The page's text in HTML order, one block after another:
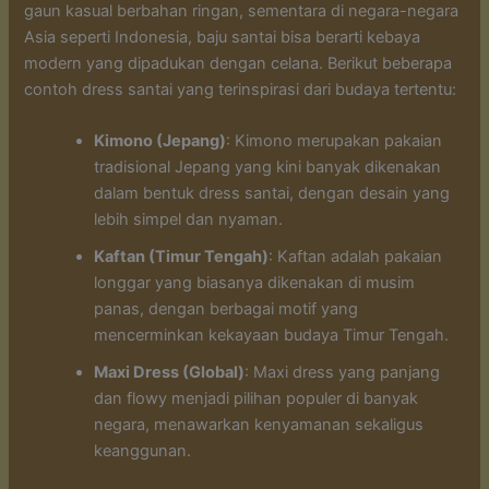
gaun kasual berbahan ringan, sementara di negara-negara
Asia seperti Indonesia, baju santai bisa berarti kebaya
modern yang dipadukan dengan celana. Berikut beberapa
contoh dress santai yang terinspirasi dari budaya tertentu:
Kimono (Jepang): Kimono merupakan pakaian
tradisional Jepang yang kini banyak dikenakan
dalam bentuk dress santai, dengan desain yang
lebih simpel dan nyaman.
Kaftan (Timur Tengah): Kaftan adalah pakaian
longgar yang biasanya dikenakan di musim
panas, dengan berbagai motif yang
mencerminkan kekayaan budaya Timur Tengah.
Maxi Dress (Global): Maxi dress yang panjang
dan flowy menjadi pilihan populer di banyak
negara, menawarkan kenyamanan sekaligus
keanggunan.